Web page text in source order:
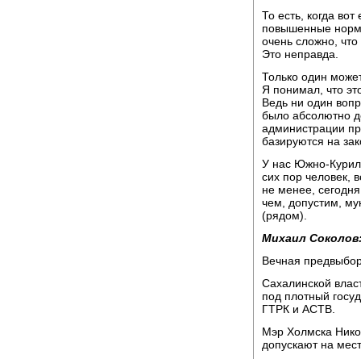
То есть, когда
повышенные
очень сложно,
Это неправда.
Только один
Я понимал, что
Ведь ни один
было абсолютно
администрации
базируются на
У нас Южно-
сих пор человек,
не менее,
чем, допустим,
(рядом).
Михаил
Вечная
Сахалинской
под плотный
ГТРК и АСТВ.
Мэр Холмска
допускают на